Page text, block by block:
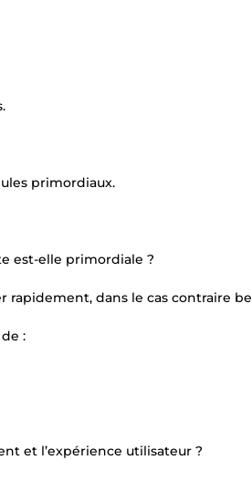
primordiaux.
est-elle primordiale ?
rapidement, dans le cas contraire
:
et l’expérience utilisateur ?